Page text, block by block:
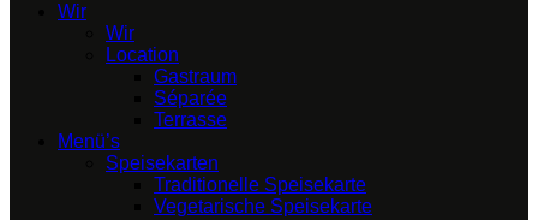
Wir
Wir
Location
Gastraum
Séparée
Terrasse
Menü’s
Speisekarten
Traditionelle Speisekarte
Vegetarische Speisekarte